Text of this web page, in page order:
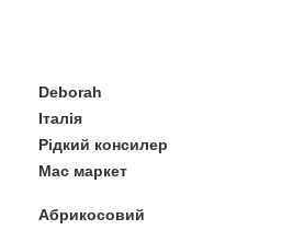
Deborah
Італія
Рідкий консилер
Мас маркет
Абрикосовий